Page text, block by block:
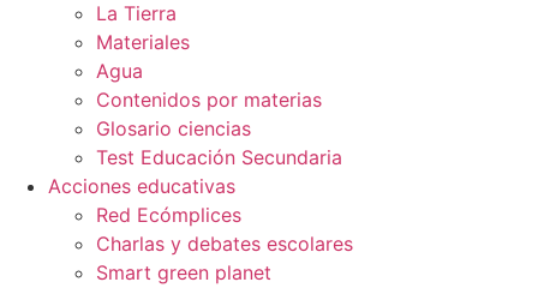
La Tierra
Materiales
Agua
Contenidos por materias
Glosario ciencias
Test Educación Secundaria
Acciones educativas
Red Ecómplices
Charlas y debates escolares
Smart green planet